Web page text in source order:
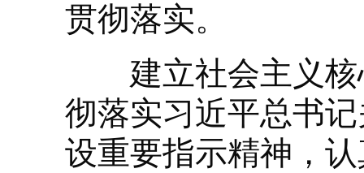
贯彻落实。
建立社会主义核
彻落实习近平总书
设重要指示精神，